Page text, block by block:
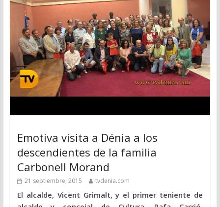
Emotiva visita a Dénia a los
descendientes de la familia
Carbonell Morand
21 septiembre, 2015 tvdenia.com
El alcalde, Vicent Grimalt, y el primer teniente de